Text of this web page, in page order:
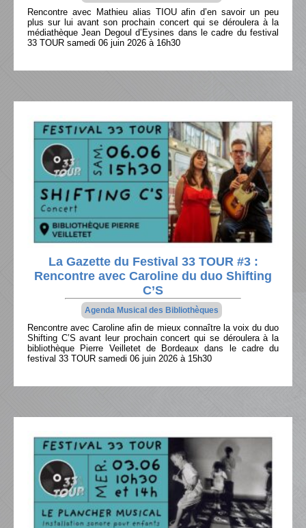
Rencontre avec Mathieu alias TIOU afin d’en savoir un peu
plus sur lui avant son prochain concert qui se déroulera à la
médiathèque Jean Degoul d’Eysines dans le cadre du festival
33 TOUR samedi 06 juin 2026 à 16h30
La Gazette du Festival 33 TOUR #3 :
Rencontre avec Caroline du duo Shifting
C’S
Agenda Musical des Bibliothèques
Rencontre avec Caroline afin de mieux connaître la voix du duo
Shifting C’S avant leur prochain concert qui se déroulera à la
bibliothèque Pierre Veilletet de Bordeaux dans le cadre du
festival 33 TOUR samedi 06 juin 2026 à 15h30